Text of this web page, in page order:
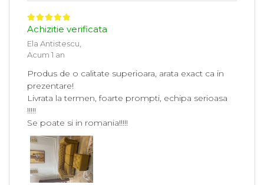
Achizitie verificata
Ela Antistescu,
Acum 1 an
Produs de o calitate superioara, arata exact ca in
prezentare!
Livrata la termen, foarte prompti, echipa serioasa
!!!!!
Se poate si in romania!!!!!